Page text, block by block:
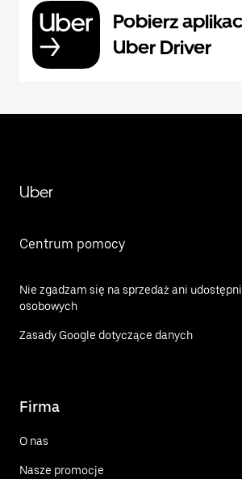
Pobierz
Uber Driver
Uber
Centrum pomocy
Nie zgadzam się na sprzedaż ani
osobowych
Zasady Google dotyczące danych
Firma
O nas
Nasze promocje